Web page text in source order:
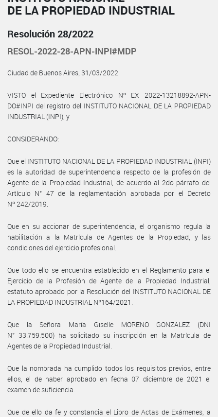
DE LA PROPIEDAD INDUSTRIAL
Resolución 28/2022
RESOL-2022-28-APN-INPI#MDP
Ciudad de Buenos Aires, 31/03/2022
VISTO el Expediente Electrónico Nº EX 2022-13218892-APN-
DO#INPI del registro del INSTITUTO NACIONAL DE LA PROPIEDAD
INDUSTRIAL (INPI), y
CONSIDERANDO:
Que el INSTITUTO NACIONAL DE LA PROPIEDAD INDUSTRIAL (INPI)
es la autoridad de superintendencia respecto de la profesión de
Agente de la Propiedad Industrial, de acuerdo al 2do párrafo del
Artículo N° 47 de la reglamentación aprobada por el Decreto
Nº 242/2019.
Que en su accionar de superintendencia, el organismo regula la
habilitación a la Matrícula de Agentes de la Propiedad, y las
condiciones del ejercicio profesional.
Que todo ello se encuentra establecido en el Reglamento para el
Ejercicio de la Profesión de Agente de la Propiedad Industrial,
estatuto aprobado por la Resolución del INSTITUTO NACIONAL DE
LA PROPIEDAD INDUSTRIAL Nº164/2021.
Que la Señora María Giselle MORENO GONZALEZ (DNI
N° 33.759.500) ha solicitado su inscripción en la Matrícula de
Agentes de la Propiedad Industrial.
Que la nombrada ha cumplido todos los requisitos previos, entre
ellos, el de haber aprobado en fecha 07 diciembre de 2021 el
examen de suficiencia.
Que de ello da fe y constancia el Libro de Actas de Exámenes, a